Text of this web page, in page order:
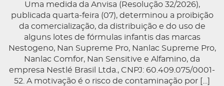
Uma medida da Anvisa (Resolução 32/2026),
publicada quarta-feira (07), determinou a proibição
da comercialização, da distribuição e do uso de
alguns lotes de fórmulas infantis das marcas
Nestogeno, Nan Supreme Pro, Nanlac Supreme Pro,
Nanlac Comfor, Nan Sensitive e Alfamino, da
empresa Nestlé Brasil Ltda., CNPJ: 60.409.075/0001-
52. A motivação é o risco de contaminação por […]